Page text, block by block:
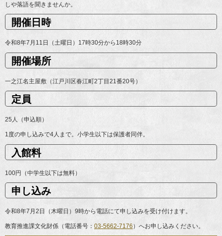
しや落語を聞きませんか。
開催日時
令和8年7月11日（土曜日）17時30分から18時30分
開催場所
一之江名主屋敷（江戸川区春江町2丁目21番20号）
定員
25人（申込順）
1度の申し込みで4人まで。小学生以下は保護者同伴。
入館料
100円（中学生以下は無料）
申し込み
令和8年7月2日（木曜日）9時から電話にて申し込みを受け付けます。
教育推進課文化財係（電話番号： 03-5662-7176 ）へお申し込みください。